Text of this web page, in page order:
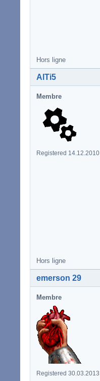
Hors ligne
AlTi5
Membre
Registered 14.12.2010
Hors ligne
emerson 29
Membre
Registered 30.03.2013